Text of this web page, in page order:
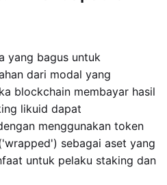
yang bagus untuk
dari modal yang
blockchain membayar hasil
likuid dapat
menggunakan token
sebagai aset yang
untuk pelaku staking dan